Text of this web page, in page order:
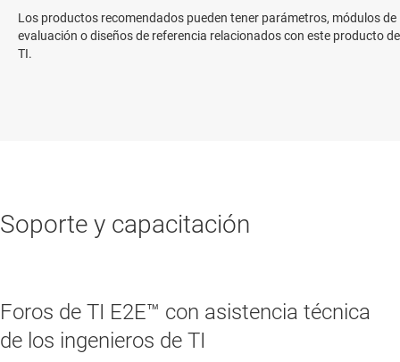
Los productos recomendados pueden tener parámetros, módulos de
evaluación o diseños de referencia relacionados con este producto de
TI.
Soporte y capacitación
Foros de TI E2E™ con asistencia técnica
de los ingenieros de TI